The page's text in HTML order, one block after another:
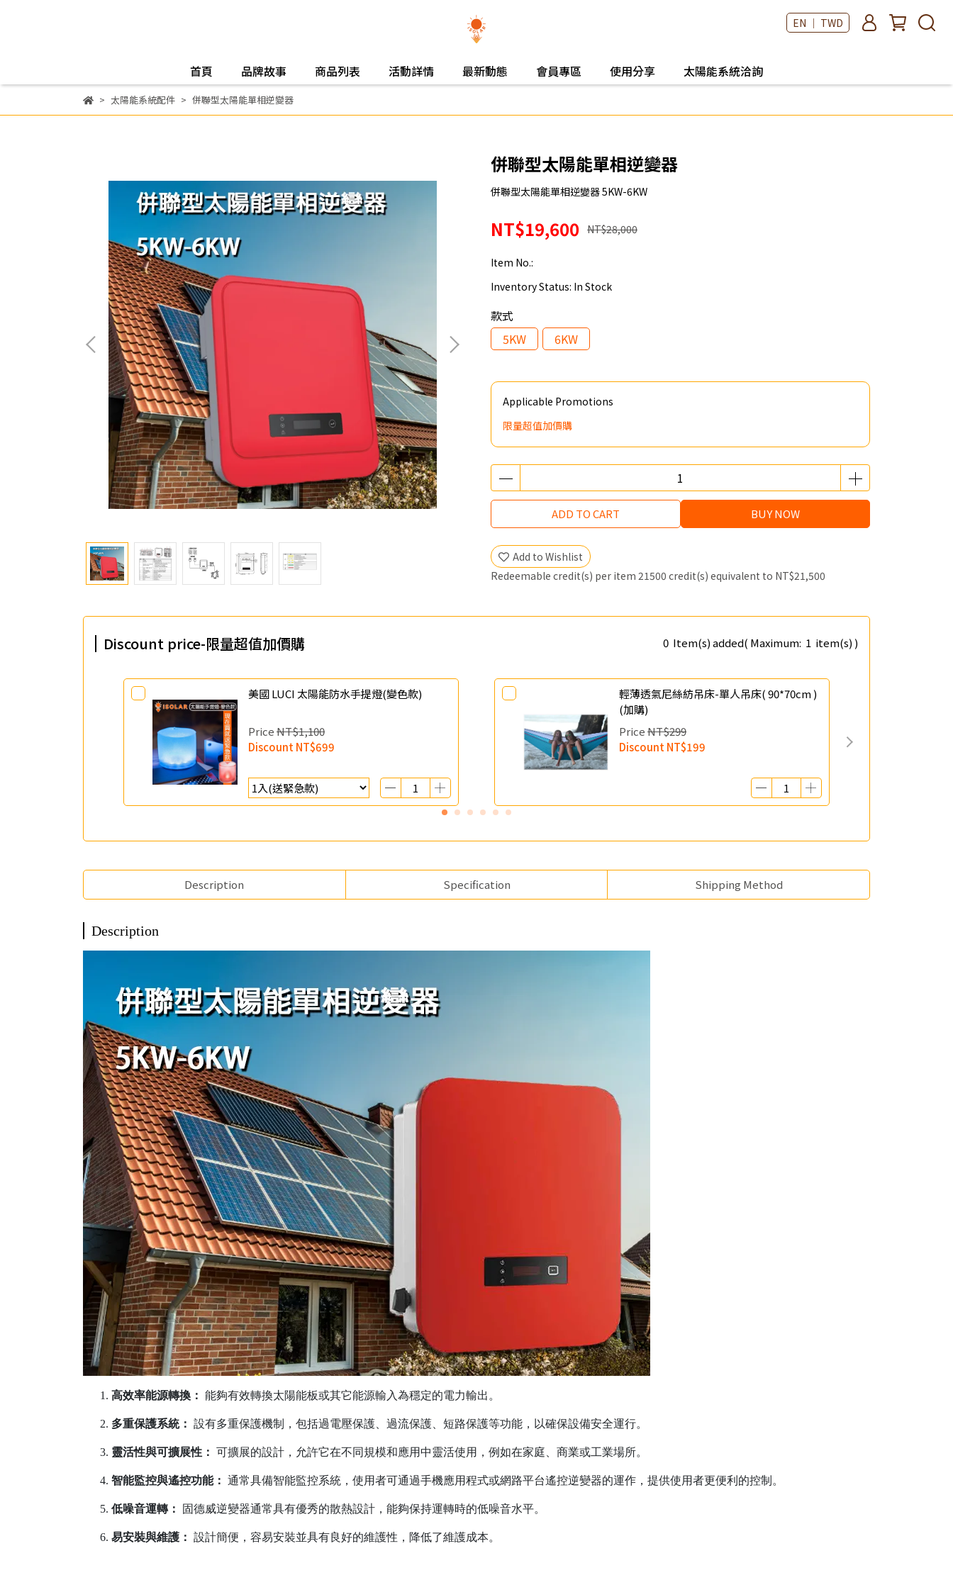
EN ｜ TWD
首頁 品牌故事 商品列表 活動詳情 最新動態 會員專區 使用分享 太陽能系統洽詢
太陽能系統配件 併聯型太陽能單相逆變器
併聯型太陽能單相逆變器
併聯型太陽能單相逆變器 5KW-6KW
NT$19,600 NT$28,000
Item No.:
Inventory Status: In Stock
款式
5KW
6KW
Applicable Promotions
限量超值加價購
ADD TO CART BUY NOW
Add to Wishlist
Redeemable credit(s) per item 21500 credit(s) equivalent to NT$21,500
Discount price-限量超值加價購 0 Item(s) added( Maximum: 1 item(s) )
美國 LUCI 太陽能防水手提燈(變色款)
PriceNT$1,100
Discount NT$699
輕薄透氣尼絲紡吊床-單人吊床( 90*70cm )
(加購)
PriceNT$299
Discount NT$199
Description Specification Shipping Method
Description
高效率能源轉換： 能夠有效轉換太陽能板或其它能源輸入為穩定的電力輸出。
多重保護系統： 設有多重保護機制，包括過電壓保護、過流保護、短路保護等功能，以確保設備安全運行。
靈活性與可擴展性： 可擴展的設計，允許它在不同規模和應用中靈活使用，例如在家庭、商業或工業場所。
智能監控與遙控功能： 通常具備智能監控系統，使用者可通過手機應用程式或網路平台遙控逆變器的運作，提供使用者更便利的控制。
低噪音運轉： 固德威逆變器通常具有優秀的散熱設計，能夠保持運轉時的低噪音水平。
易安裝與維護： 設計簡便，容易安裝並具有良好的維護性，降低了維護成本。